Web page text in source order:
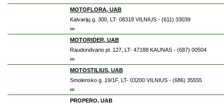
MOTOFLORA, UAB
Kalvarijų g. 300, LT- 08318 VILNIUS - (611) 33039
...
MOTORIDER, UAB
Raudondvario pl. 127, LT- 47188 KAUNAS - (687) 00504
...
MOTOSTILIUS, UAB
Smolensko g. 19/1F, LT- 03200 VILNIUS - (686) 35555
...
PROPERO, UAB